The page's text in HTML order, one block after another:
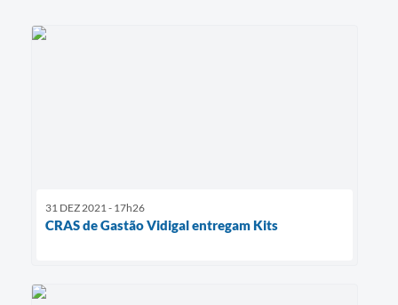
31 DEZ 2021 - 17h26
CRAS de Gastão Vidigal entregam Kits